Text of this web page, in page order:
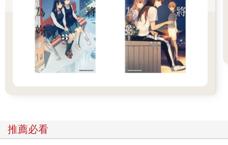
你一定要說出來。」
「我目前還沒有做出任何決定。雖然我剛才那麼說，但我最後也
有可能還是決定留在帕蘭。」
這樣他應該能感受到我的心已經不在這裡了吧？
我的行動已經很明顯了。
「即使如此……如果真的有什麼問題的話……我會盡可能滿足你
的條件。仔細想想，你的年薪好像遠不及你在帕蘭做的工作與貢
獻……而且這段時間以來，你也沒有真正休假過。無論你需要什
麼，我都會請公會……不，我會另外幫你準備的。我希望你可以
「帕蘭現在依舊很需要基英先生。不，其實比起帕蘭，真正需要
你的人是我。」
推薦必看